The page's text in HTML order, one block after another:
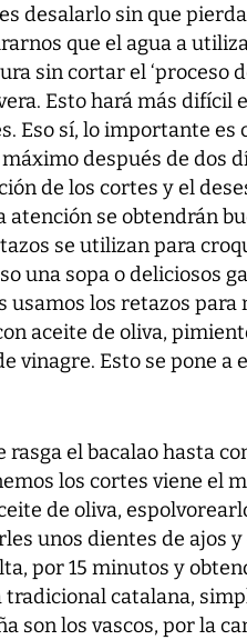
desalarlo sin que
que el agua a
sin cortar el ‘proceso
Esto hará más difícil
Eso sí, lo importante es
después de dos
de los cortes y el
atención se obtendrán
se utilizan para
una sopa o deliciosos
usamos los retazos para
aceite de oliva,
vinagre. Esto se pone a
rasga el bacalao hasta
los cortes viene el
de oliva,
unos dientes de ajos
por 15 minutos y
tradicional catalana,
son los vascos, por la